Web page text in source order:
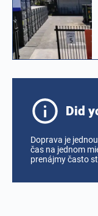
Did
Doprava je
čas na jednom
prenájmy často